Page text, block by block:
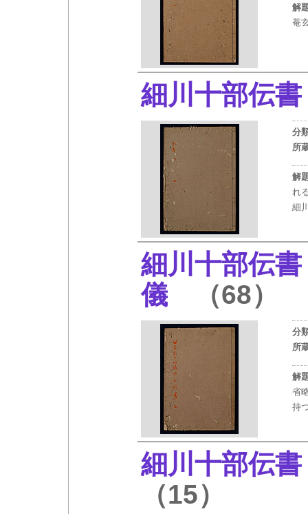
解
菴
細川十部伝
分
所
解
れ
細
細川十部伝
儀 （68）
分
所
解
省
持
細川十部伝
（15）